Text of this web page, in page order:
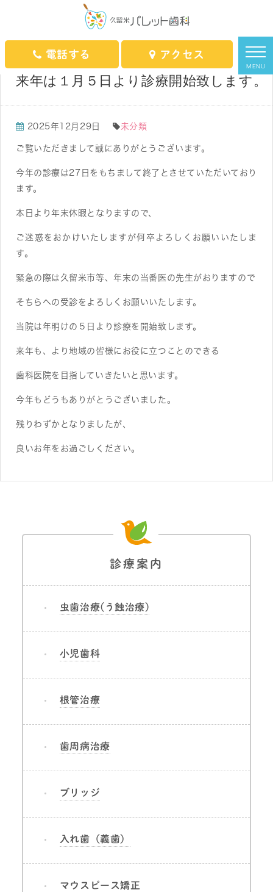
電話する アクセス
MENU
スタッフブログ
来年は１月５日より診療開始致します。
来年は１月５日より診療開始致します。
2025年12月29日 未分類
ご覧いただきまして誠にありがとうございます。
今年の診療は27日をもちまして終了とさせていただいており
ます。
本日より年末休暇となりますので、
ご迷惑をおかけいたしますが何卒よろしくお願いいたしま
す。
緊急の際は久留米市等、年末の当番医の先生がおりますので
そちらへの受診をよろしくお願いいたします。
当院は年明けの５日より診療を開始致します。
来年も、より地域の皆様にお役に立つことのできる
歯科医院を目指していきたいと思います。
今年もどうもありがとうございました。
残りわずかとなりましたが、
良いお年をお過ごしください。
診療案内
虫歯治療(う蝕治療)
小児歯科
根管治療
歯周病治療
ブリッジ
入れ歯（義歯）
マウスピース矯正